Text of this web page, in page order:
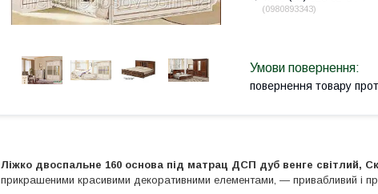
0980893343
повернення товару
Ліжко двоспальне 160 основа під матрац ДСП дуб венге світлий,
прикрашеними красивими декоративними елементами, — привабливий і